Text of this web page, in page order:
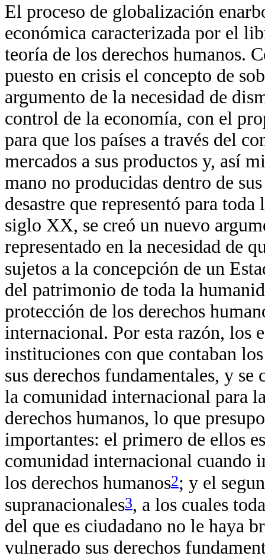
El proceso de globalización
económica caracterizada por el
teoría de los derechos humanos.
puesto en crisis el concepto de
argumento de la necesidad de
control de la economía, con el
para que los países a través del
mercados a sus productos y, así
mano no producidas dentro de
desastre que representó para
siglo XX, se creó un nuevo
representado en la necesidad de
sujetos a la concepción de un
del patrimonio de toda la
protección de los derechos
internacional. Por esta razón, los
instituciones con que contaban
sus derechos fundamentales, y
la comunidad internacional para
derechos humanos, lo que
importantes: el primero de ellos
comunidad internacional cuando
los derechos humanos2; y el
supranacionales3, a los cuales
del que es ciudadano no le haya
vulnerado sus derechos